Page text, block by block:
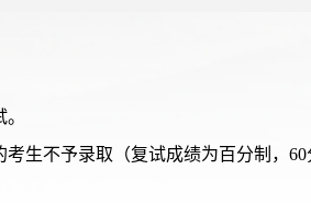
生不予录取（复试成绩为百分制，60